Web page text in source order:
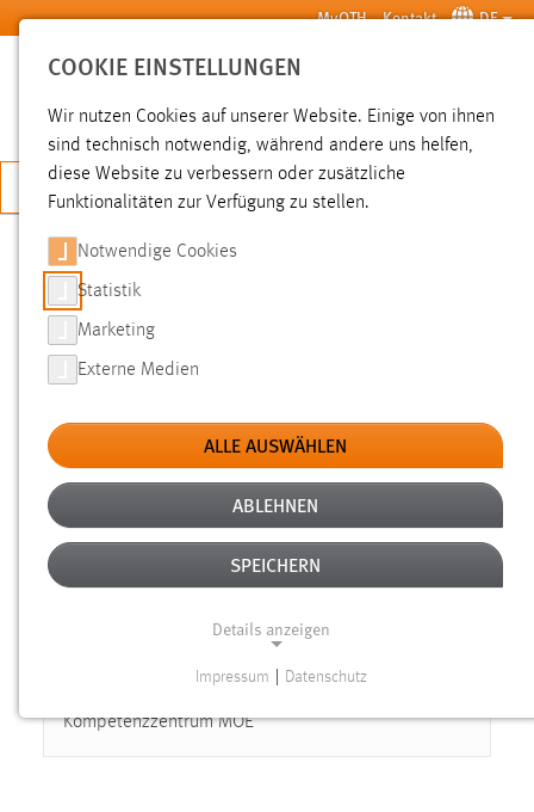
Zum Hauptinhalt springen MyOTH Kontakt DE
SUCHE
JETZT BEWERBEN
Hochschule Aktuelles Pressemeldungen
WORKSHOP: AKTUELLE
FORSCHUNG UND ANWENDUNG
VON ORC-TECHNOLOGIEN IN
MITTEL- UND OSTEUROPA
Recent ORC Research and Applications
in Central and Eastern Europe
14.06.2019
Donnerstag, 27.06.2019, 10.00–Freitag,
| Fakultät MBUT, Raum 310,
Kompetenzzentrum MOE
COOKIE EINSTELLUNGEN
Wir nutzen Cookies auf unserer Website. Einige von ihnen
sind technisch notwendig, während andere uns helfen,
diese Website zu verbessern oder zusätzliche
Funktionalitäten zur Verfügung zu stellen.
Notwendige Cookies
Statistik
Marketing
Externe Medien
ALLE AUSWÄHLEN
ABLEHNEN
SPEICHERN
Details anzeigen
Notwendige Cookies ermöglichen grundlegende
Impressum Datenschutz